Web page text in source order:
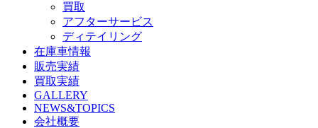
買取
アフターサービス
ディテイリング
在庫車情報
販売実績
買取実績
GALLERY
NEWS&TOPICS
会社概要